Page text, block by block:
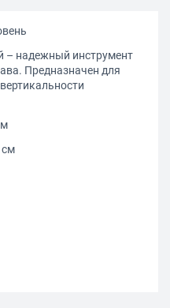
– надежный инструмент
Предназначен для
см